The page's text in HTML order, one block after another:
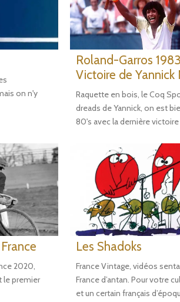
on n'y
Roland-Garros
Victoire de Yannick
Raquette en bois, le Coq
dreads de Yannick, on est
80's avec la dernière victoire
2020,
le premier
Les Shadoks
France Vintage, vidéos
France d’antan. Pour votre
et un certain français